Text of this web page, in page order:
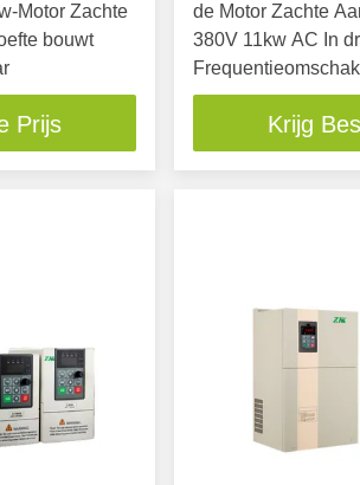
Motor Zachte
bouwt
Prijs
de Motor Zachte
380V 11kw AC In
Krijg